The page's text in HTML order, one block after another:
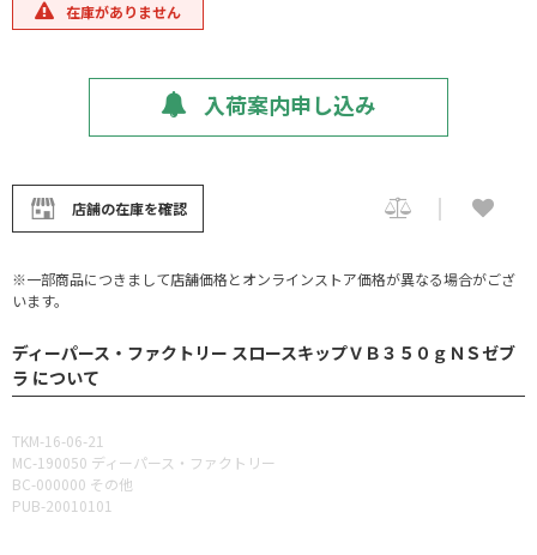
在庫がありません
入荷案内申し込み
店舗の在庫を確認
※一部商品につきまして店舗価格とオンラインストア価格が異なる場合がござ
います。
ディーパース・ファクトリー スロースキップＶＢ３５０ｇＮＳゼブ
ラ について
TKM-16-06-21
MC-190050 ディーパース・ファクトリー
BC-000000 その他
PUB-20010101